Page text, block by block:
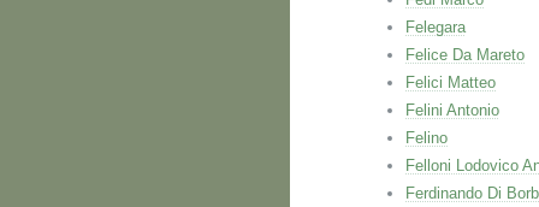
Felegara
Felice Da Mareto
Felici Matteo
Felini Antonio
Felino
Felloni Lodovico
Ferdinando Di